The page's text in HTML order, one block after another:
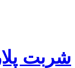
شربت